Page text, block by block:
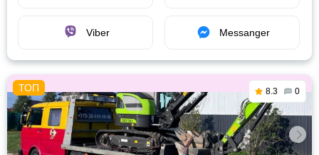
Viber Messanger
8.3 0